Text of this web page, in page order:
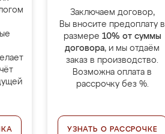
Заключаем договор,
Вы вносите предоплату в
размере 10% от суммы
договора, и мы отдаём
заказ в производство.
Возможна оплата в
рассрочку без %.
УЗНАТЬ О РАССРОЧКЕ